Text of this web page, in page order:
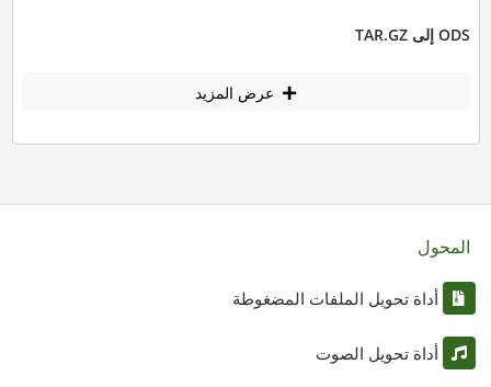
ODS إلى TAR.GZ
عرض المزيد
المحول
أداة تحويل الملفات المضغوطة
أداة تحويل الصوت